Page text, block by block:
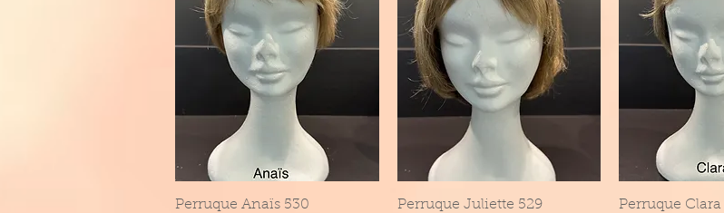
Aperçu rapide
Perruque Anaïs 530 Aperçu rapide
Perruque Juliette 529 Aperçu
Perruque Clara